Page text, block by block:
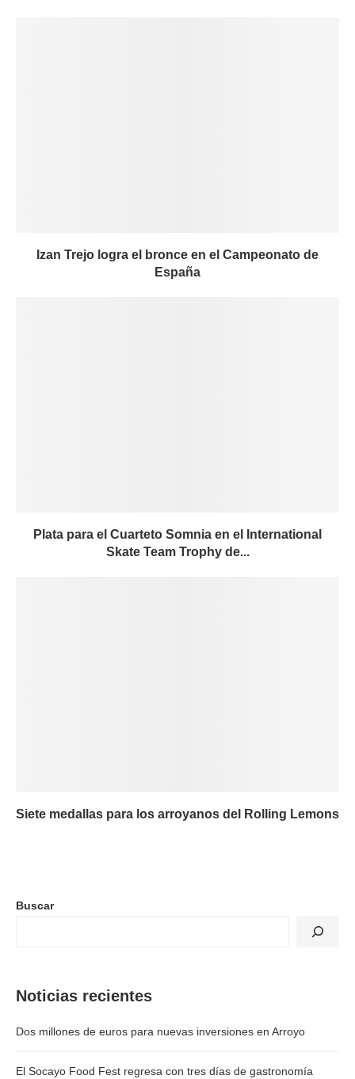
Izan Trejo logra el bronce en el Campeonato de
España
Plata para el Cuarteto Somnia en el International
Skate Team Trophy de...
Siete medallas para los arroyanos del Rolling Lemons
Buscar
Noticias recientes
Dos millones de euros para nuevas inversiones en Arroyo
El Socayo Food Fest regresa con tres días de gastronomía